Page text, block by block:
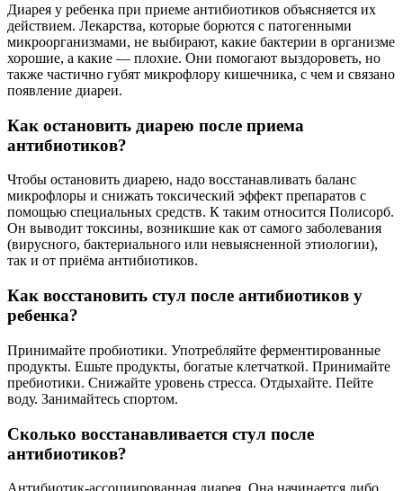
Диарея у ребенка при приеме антибиотиков объясняется их
действием. Лекарства, которые борются с патогенными
микроорганизмами, не выбирают, какие бактерии в организме
хорошие, а какие — плохие. Они помогают выздороветь, но
также частично губят микрофлору кишечника, с чем и связано
появление диареи.
Как остановить диарею после приема
антибиотиков?
Чтобы остановить диарею, надо восстанавливать баланс
микрофлоры и снижать токсический эффект препаратов с
помощью специальных средств. К таким относится Полисорб.
Он выводит токсины, возникшие как от самого заболевания
(вирусного, бактериального или невыясненной этиологии),
так и от приёма антибиотиков.
Как восстановить стул после антибиотиков у
ребенка?
Принимайте пробиотики. Употребляйте ферментированные
продукты. Ешьте продукты, богатые клетчаткой. Принимайте
пребиотики. Снижайте уровень стресса. Отдыхайте. Пейте
воду. Занимайтесь спортом.
Сколько восстанавливается стул после
антибиотиков?